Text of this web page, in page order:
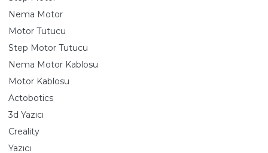
Nema Motor
Motor Tutucu
Step Motor Tutucu
Nema Motor Kablosu
Motor Kablosu
Actobotics
3d Yazıcı
Creality
Yazıcı